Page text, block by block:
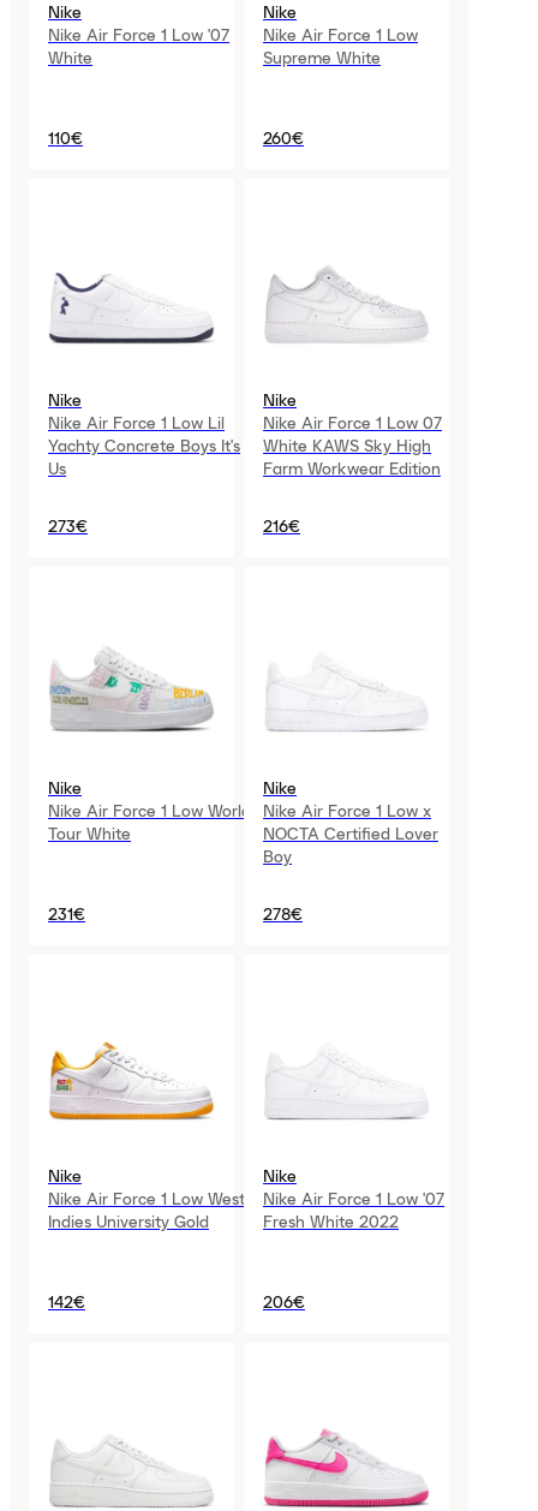
Nike
Nike Air Force 1 Low '07
White
110€
Nike
Nike Air Force 1 Low
Supreme White
260€
Nike
Nike Air Force 1 Low Lil
Yachty Concrete Boys It's
Us
273€
Nike
Nike Air Force 1 Low 07
White KAWS Sky High
Farm Workwear Edition
216€
Nike
Nike Air Force 1 Low World
Tour White
231€
Nike
Nike Air Force 1 Low x
NOCTA Certified Lover
Boy
278€
Nike
Nike Air Force 1 Low West
Indies University Gold
142€
Nike
Nike Air Force 1 Low '07
Fresh White 2022
206€